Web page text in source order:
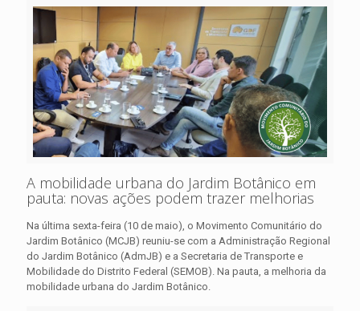
A mobilidade urbana do Jardim Botânico em
pauta: novas ações podem trazer melhorias
Na última sexta-feira (10 de maio), o Movimento Comunitário do
Jardim Botânico (MCJB) reuniu-se com a Administração Regional
do Jardim Botânico (AdmJB) e a Secretaria de Transporte e
Mobilidade do Distrito Federal (SEMOB). Na pauta, a melhoria da
mobilidade urbana do Jardim Botânico.